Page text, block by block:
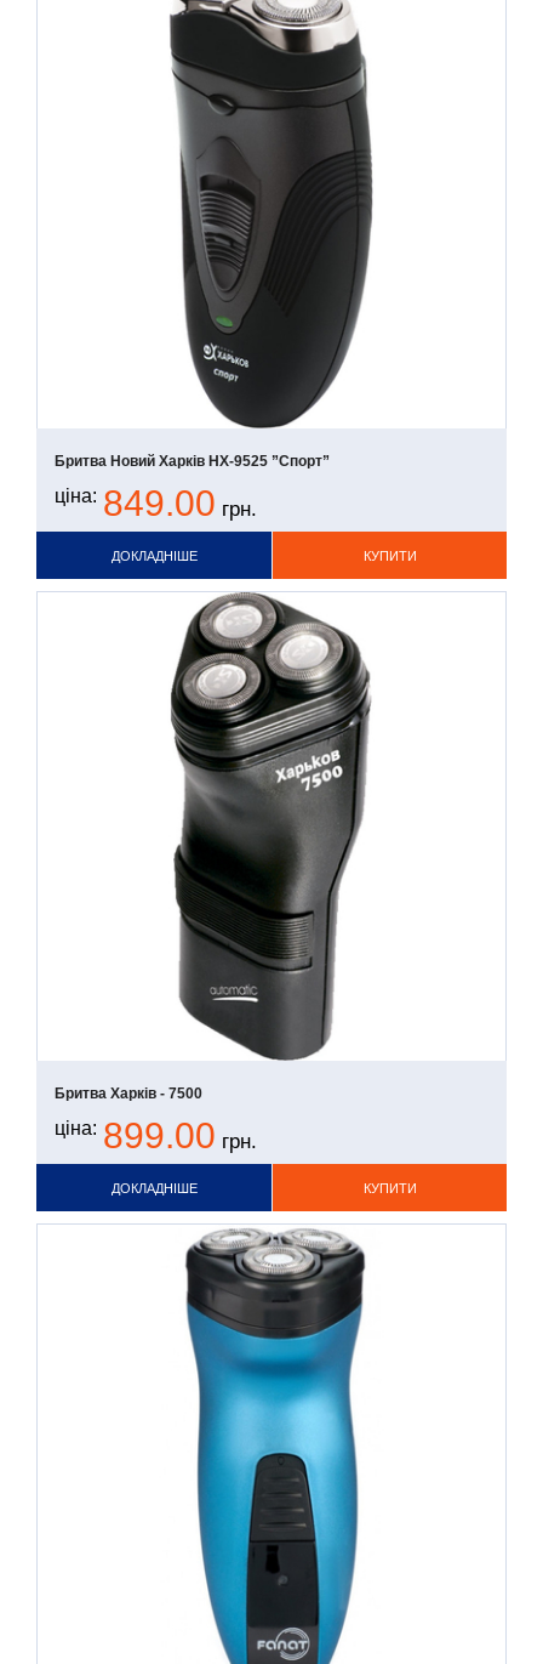
Бритва Новий Харків НХ-9525 ”Спорт”
ціна: 849.00 грн.
КУПИТИ
ДОКЛАДНІШЕ
Бритва Харків - 7500
ціна: 899.00 грн.
КУПИТИ
ДОКЛАДНІШЕ